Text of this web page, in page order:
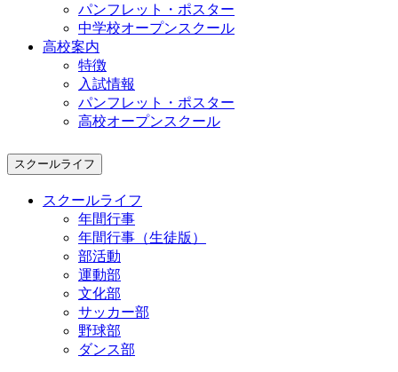
パンフレット・ポスター
中学校オープンスクール
高校案内
特徴
入試情報
パンフレット・ポスター
高校オープンスクール
スクールライフ
スクールライフ
年間行事
年間行事（生徒版）
部活動
運動部
文化部
サッカー部
野球部
ダンス部